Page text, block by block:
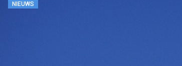
NIEUWS